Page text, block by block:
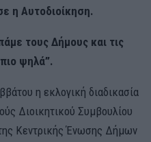
η Αυτοδιοίκηση.
τους Δήμους και τις
ψηλά”.
η εκλογική διαδικασία
Διοικητικού Συμβουλίου
Κεντρικής Ένωσης Δήμων